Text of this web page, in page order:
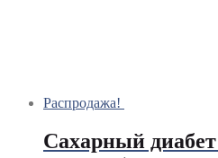
Распродажа!
Сахарный